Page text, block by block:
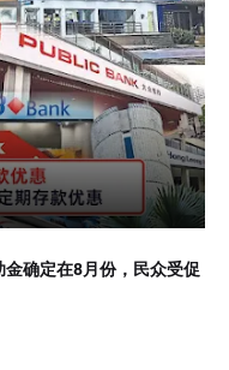
金确定在8月份，民众受促